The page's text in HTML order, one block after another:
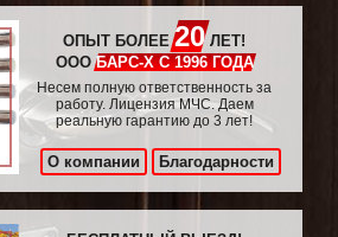
ОПЫТ БОЛЕЕ20ЛЕТ!
ОООБАРС-Х С 1996 ГОДА
Несем полную ответственность за
работу. Лицензия МЧС. Даем
реальную гарантию до 3 лет!
О компании Благодарности